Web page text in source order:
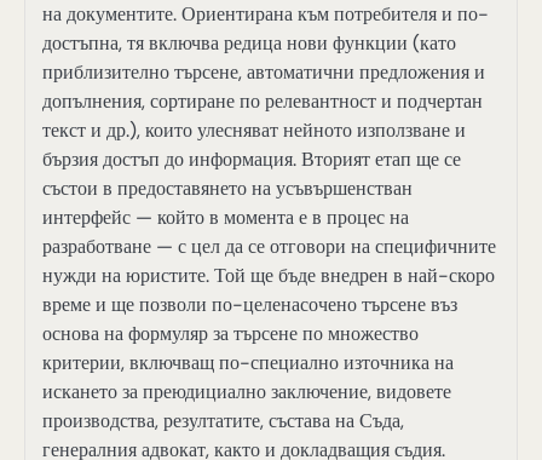
на документите. Ориентирана към потребителя и по-
достъпна, тя включва редица нови функции (като
приблизително търсене, автоматични предложения и
допълнения, сортиране по релевантност и подчертан
текст и др.), които улесняват нейното използване и
бързия достъп до информация. Вторият етап ще се
състои в предоставянето на усъвършенстван
интерфейс — който в момента е в процес на
разработване — с цел да се отговори на специфичните
нужди на юристите. Той ще бъде внедрен в най-скоро
време и ще позволи по-целенасочено търсене въз
основа на формуляр за търсене по множество
критерии, включващ по-специално източника на
искането за преюдициално заключение, видовете
производства, резултатите, състава на Съда,
генералния адвокат, както и докладващия съдия.